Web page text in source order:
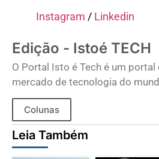
Instagram / Linkedin
Edição - Istoé TECH
O Portal Isto é Tech é um
mercado de tecnologia do
Colunas
Leia Também